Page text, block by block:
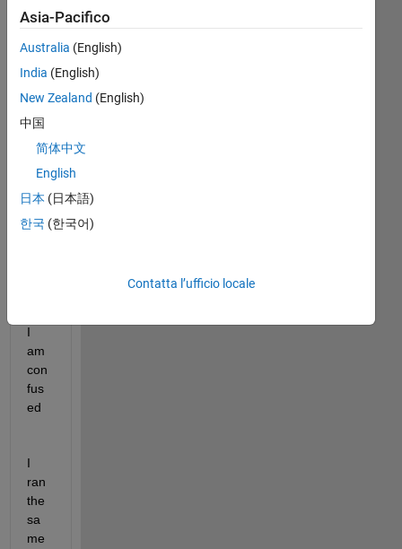
Mat
lab
del
etin
g
I
am
con
fus
ed
I
ran
the
sa
me
Asia-Pacifico
Australia (English)
India (English)
New Zealand (English)
中国
简体中文
English
日本 (日本語)
한국 (한국어)
Contatta l’ufficio locale